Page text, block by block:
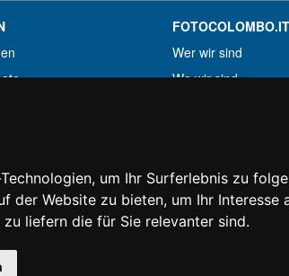
um Ihr Surferlebnis zu
der Website zu bieten, um Ihr Interesse
zu liefern die für Sie relevanter sind.
FOTOCOLOMBO.IT
Wer wir sind
Wo wir sind
Srl - Viale Verdi 95 - 23807 Merate (LC) - P. Iva
Eingetragene Warenzeichen und Marken sind